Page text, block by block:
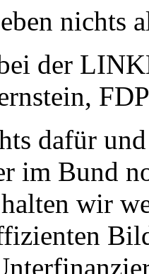
nichts
der
dafür
im Bund
wir